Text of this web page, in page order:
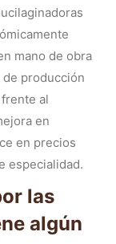
mano de obra
de producción
al
en
en precios
especialidad.
las
algún